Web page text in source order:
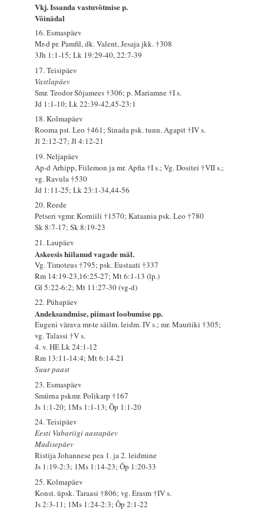
Vkj. Issanda vastuvõtmise p.
Võinädal
16. Esmaspäev
Mr-d pr. Pamfil, dk. Valent, Jesaja jkk. †308
3Jh 1:1-15; Lk 19:29-40, 22:7-39
17. Teisipäev
Vastlapäev
Smr. Teodor Sõjamees †306; p. Mariamne †I s.
Jd 1:1-10; Lk 22:39-42,45-23:1
18. Kolmapäev
Rooma pst. Leo †461; Sinada psk. tunn. Agapit †IV s.
Jl 2:12-27; Jl 4:12-21
19. Neljapäev
Ap-d Arhipp, Fiilemon ja mr. Apfia †I s.; Vg. Dositei †VII s.;
vg. Ravula †530
Jd 1:11-25; Lk 23:1-34,44-56
20. Reede
Petseri vgmr. Korniili †1570; Kataania psk. Leo †780
Sk 8:7-17; Sk 8:19-23
21. Laupäev
Askeesis hiilanud vagade mäl.
Vg. Timoteus †795; psk. Eustaati †337
Rm 14:19-23,16:25-27; Mt 6:1-13 (lp.)
Gl 5:22-6:2; Mt 11:27-30 (vg-d)
22. Pühapäev
Andeksandmise, piimast loobumise pp.
Eugeni värava mr-te säilm. leidm. IV s.; mr. Mauriiki †305;
vg. Talassi †V s.
4. v. HE Lk 24:1-12
Rm 13:11-14:4; Mt 6:14-21
Suur paast
23. Esmaspäev
Smürna pskmr. Polikarp †167
Js 1:1-20; 1Ms 1:1-13; Õp 1:1-20
24. Teisipäev
Eesti Vabariigi aastapäev
Madisepäev
Ristija Johannese pea 1. ja 2. leidmine
Js 1:19-2:3; 1Ms 1:14-23; Õp 1:20-33
25. Kolmapäev
Konst. üpsk. Taraasi †806; vg. Erasm †IV s.
Js 2:3-11; 1Ms 1:24-2:3; Õp 2:1-22